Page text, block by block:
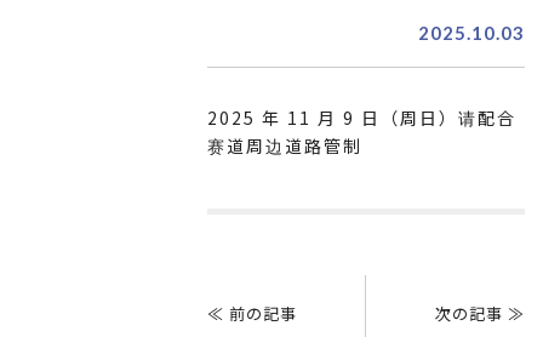
2025.10.03
2025 年 11 月 9 日（周日）请配合
赛道周边道路管制
导
≪ 前の記事 次の記事 ≫